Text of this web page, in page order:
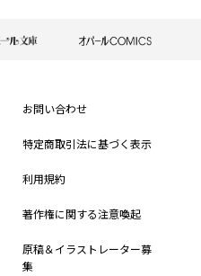
お問い合わせ
特定商取引法に基づく表示
利用規約
著作権に関する注意喚起
原稿＆イラストレーター募
集